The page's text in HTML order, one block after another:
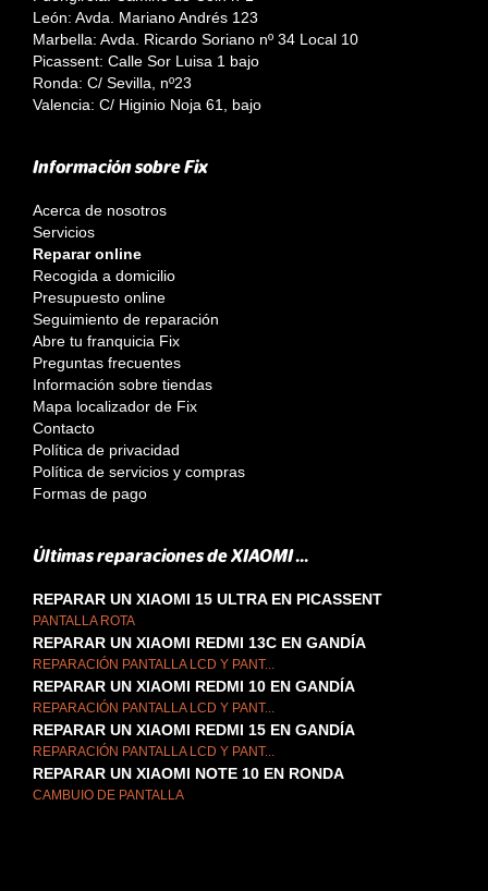
León: Avda. Mariano Andrés 123
Marbella: Avda. Ricardo Soriano nº 34 Local 10
Picassent: Calle Sor Luisa 1 bajo
Ronda: C/ Sevilla, nº23
Valencia: C/ Higinio Noja 61, bajo
Información sobre Fix
Acerca de nosotros
Servicios
Reparar online
Recogida a domicilio
Presupuesto online
Seguimiento de reparación
Abre tu franquicia Fix
Preguntas frecuentes
Información sobre tiendas
Mapa localizador de Fix
Contacto
Política de privacidad
Política de servicios y compras
Formas de pago
Últimas reparaciones de XIAOMI ...
REPARAR UN XIAOMI 15 ULTRA EN PICASSENT
PANTALLA ROTA
REPARAR UN XIAOMI REDMI 13C EN GANDÍA
REPARACIÓN PANTALLA LCD Y PANT...
REPARAR UN XIAOMI REDMI 10 EN GANDÍA
REPARACIÓN PANTALLA LCD Y PANT...
REPARAR UN XIAOMI REDMI 15 EN GANDÍA
REPARACIÓN PANTALLA LCD Y PANT...
REPARAR UN XIAOMI NOTE 10 EN RONDA
CAMBUIO DE PANTALLA